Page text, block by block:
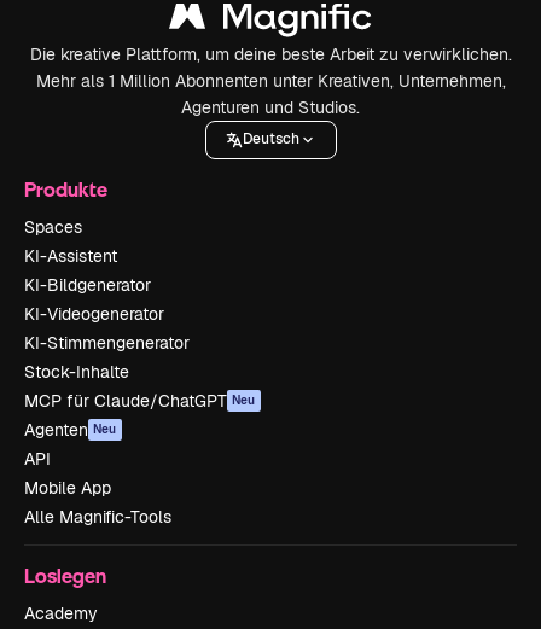
Die kreative Plattform, um deine beste Arbeit zu verwirklichen.
Mehr als 1 Million Abonnenten unter Kreativen, Unternehmen,
Agenturen und Studios.
Deutsch
Produkte
Spaces
KI-Assistent
KI-Bildgenerator
KI-Videogenerator
KI-Stimmengenerator
Stock-Inhalte
MCP für Claude/ChatGPT Neu
Agenten Neu
API
Mobile App
Alle Magnific-Tools
Loslegen
Academy